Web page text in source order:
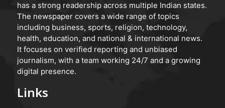
has a strong readership across multiple Indian states.
The newspaper covers a wide range of topics
including business, sports, religion, technology,
health, education, and national & international news.
It focuses on verified reporting and unbiased
journalism, with a team working 24/7 and a growing
digital presence.
Links